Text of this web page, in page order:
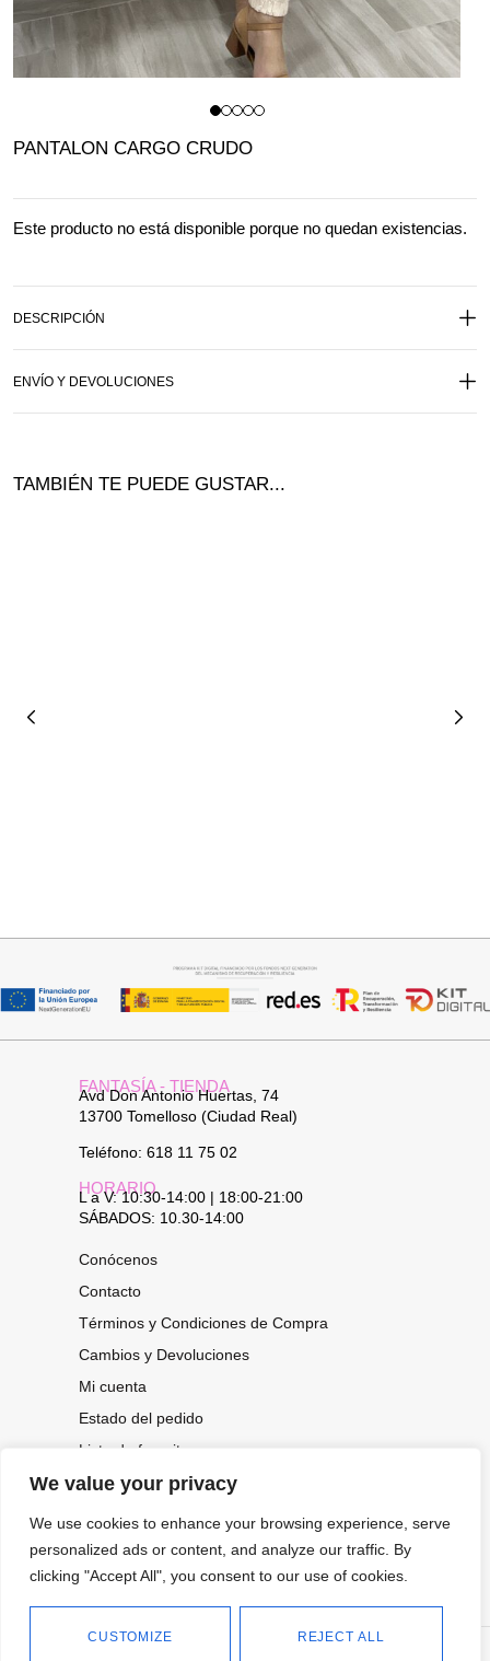
We value your privacy
We use cookies to enhance your browsing experience, serve
personalized ads or content, and analyze our traffic. By
clicking "Accept All", you consent to our use of cookies.
CUSTOMIZE REJECT ALL
PANTALON CARGO CRUDO
Este producto no está disponible porque no quedan existencias.
DESCRIPCIÓN
ENVÍO Y DEVOLUCIONES
TAMBIÉN TE PUEDE GUSTAR...
FANTASÍA - TIENDA
Avd Don Antonio Huertas, 74
13700 Tomelloso (Ciudad Real)
Teléfono: 618 11 75 02
HORARIO
L a V: 10:30-14:00 | 18:00-21:00
SÁBADOS: 10.30-14:00
Conócenos
Contacto
Términos y Condiciones de Compra
Cambios y Devoluciones
Mi cuenta
Estado del pedido
Lista de favoritos
CONOCE NUESTRAS NOVEDADES,
OFERTAS...